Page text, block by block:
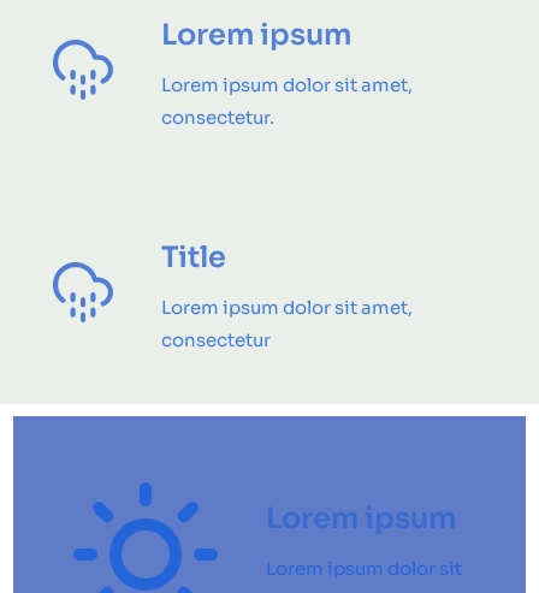
Lorem ipsum
Lorem ipsum dolor sit amet,
consectetur.
Title
Lorem ipsum dolor sit amet,
consectetur
Lorem ipsum
Lorem ipsum dolor sit